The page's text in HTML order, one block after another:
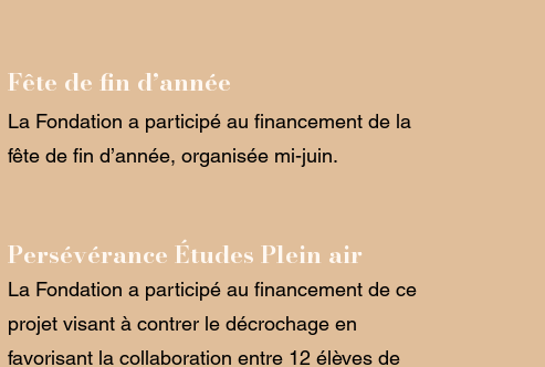
Fête de fin d’année
La Fondation a participé au financement de la
fête de fin d’année, organisée mi-juin.
Persévérance Études Plein air
La Fondation a participé au financement de ce
projet visant à contrer le décrochage en
favorisant la collaboration entre 12 élèves de